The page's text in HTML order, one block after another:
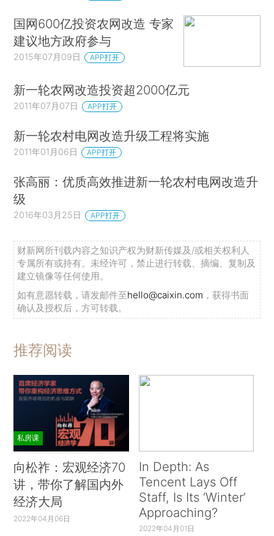
国网600亿投资农网改造 专家
建议地方政府参与
2015年07月09日 APP打开
新一轮农网改造投资超2000亿元
2011年07月07日 APP打开
新一轮农村电网改造升级工程将实施
2011年01月06日 APP打开
张高丽：优质高效推进新一轮农村电网改造升
级
2016年03月25日 APP打开
财新网所刊载内容之知识产权为财新传媒及/或相关权利人
专属所有或持有。未经许可，禁止进行转载、摘编、复制及
建立镜像等任何使用。
如有意愿转载，请发邮件至hello@caixin.com ，获得书面
确认及授权后，方可转载。
推荐阅读
私房课
向松祚：宏观经济70
讲，带你了解国内外
经济大局
2022年04月06日
In Depth: As
Tencent Lays Off
Staff, Is Its ‘Winter’
Approaching?
2022年04月01日